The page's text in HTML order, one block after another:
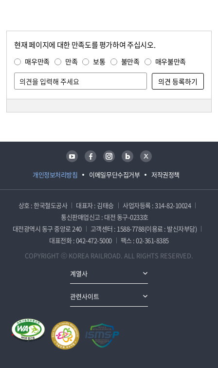
현재 페이지에 대한 만족도를 평가하여 주십시오.
매우만족 만족 보통 불만족 매우불만족
개인정보처리방침 이메일무단수집거부 저작권정책
유튜브 페이스북 인스타그램 블로그 트위터
상호 : 한국철도공사 대표자 : 김태승
사업자등록 : 314-82-10024
통신판매업신고 : 대전 동구-0233호
대전광역시 동구 중앙로 240
고객센터 : 1588-7788(이용료 : 발신자부담)
대표전화 : 042-472-5000
팩스 : 02-361-8385
COPYRIGHT ⓒ KOREA RAILROAD. ALL RIGHTS RESERVED.
계열사
관련사이트